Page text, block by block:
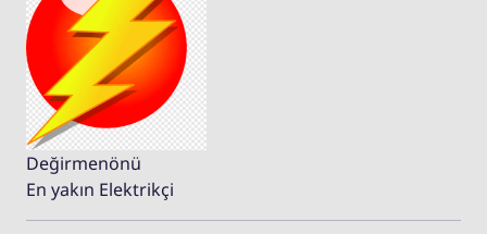
Değirmenönü
En yakın Elektrikçi